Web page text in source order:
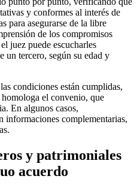
y conformes al interés de
para asegurarse de la libre
de los compromisos
juez puede escucharles
un tercero, según su edad y
condiciones están cumplidas,
el convenio, que
En algunos casos,
informaciones complementarias,
y patrimoniales
acuerdo